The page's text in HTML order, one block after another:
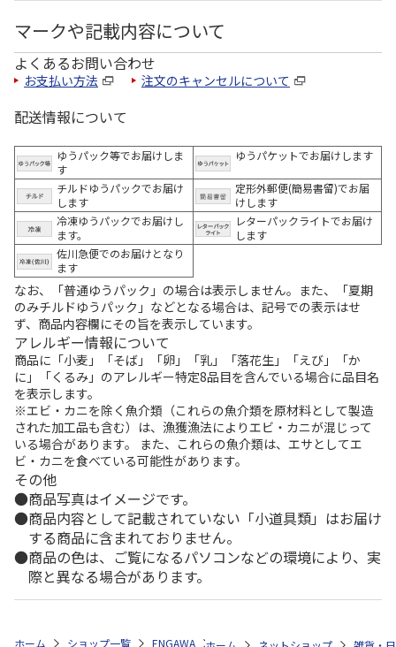
マークや記載内容について
よくあるお問い合わせ
お支払い方法 注文のキャンセルについて
配送情報について
ゆうパック等でお届けしま
す
ゆうパケットでお届けします
チルドゆうパックでお届け
します
定形外郵便(簡易書留)でお届
けします
冷凍ゆうパックでお届けし
ます。
レターパックライトでお届け
します
佐川急便でのお届けとなり
ます
なお、「普通ゆうパック」の場合は表示しません。また、「夏期
のみチルドゆうパック」などとなる場合は、記号での表示はせ
ず、商品内容欄にその旨を表示しています。
アレルギー情報について
商品に「小麦」「そば」「卵」「乳」「落花生」「えび」「か
に」「くるみ」のアレルギー特定8品目を含んでいる場合に品目名
を表示します。
※エビ・カニを除く魚介類（これらの魚介類を原材料として製造
された加工品も含む）は、漁獲漁法によりエビ・カニが混じって
いる場合があります。 また、これらの魚介類は、エサとしてエ
ビ・カニを食べている可能性があります。
その他
商品写真はイメージです。
商品内容として記載されていない「小道具類」はお届け
する商品に含まれておりません。
商品の色は、ご覧になるパソコンなどの環境により、実
際と異なる場合があります。
ホーム ショップ一覧 ENGAWA ご当地オルパスくん アクリルキー